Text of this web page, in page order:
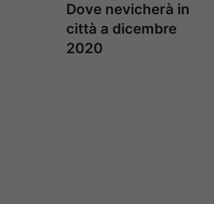
Dove nevicherà in
città a dicembre
2020